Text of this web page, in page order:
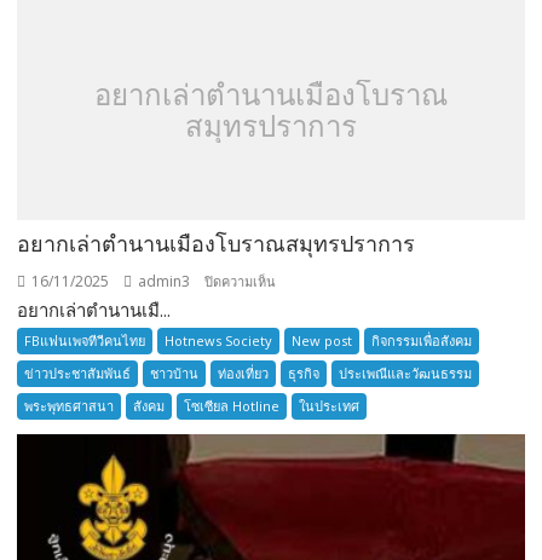
อยากเล่าตำนานเมืองโบราณ
สมุทรปราการ
อยากเล่าตำนานเมืองโบราณสมุทรปราการ
16/11/2025 admin3 ปิดความเห็น
เล่า
ตำนาน
เมือง
โบราณ
สมุทรปราการ
อยากเล่าตำนานเมื...
FBแฟนเพจทีวีคนไทย Hotnews Society New post
กิจกรรมเพื่อสังคม
ข่าวประชาสัมพันธ์
ชาวบ้าน ท่องเที่ยว ธุรกิจ
ประเพณีและวัฒนธรรม
พระพุทธศาสนา
สังคม โซเซียล Hotline ในประเทศ